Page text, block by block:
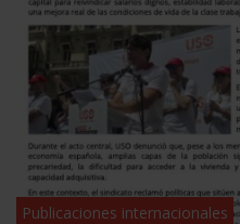
Publicaciones internacionales